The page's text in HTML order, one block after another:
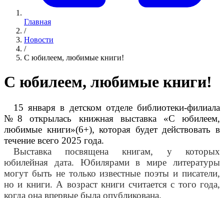
Главная
/
Новости
/
С юбилеем, любимые книги!
С юбилеем, любимые книги!
15 января в детском отделе библиотеки-филиала
№8 открылась книжная выставка «С юбилеем,
любимые книги»(6+), которая будет действовать в
течение всего 2025 года.
Выставка посвящена книгам, у которых
юбилейная дата. Юбилярами в мире литературы
могут быть не только известные поэты и писатели,
но и книги. А возраст книги считается с того года,
когда она впервые была опубликована.